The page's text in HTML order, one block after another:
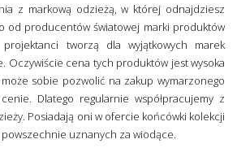
z markową odzieżą, w której odnajdziesz
od producentów światowej marki produktów
projektanci tworzą dla wyjątkowych marek
Oczywiście cena tych produktów jest wysoka
sobie pozwolić na zakup wymarzonego
Dlatego regularnie współpracujemy z
Posiadają oni w ofercie końcówki kolekcji
uznanych za wiodące.